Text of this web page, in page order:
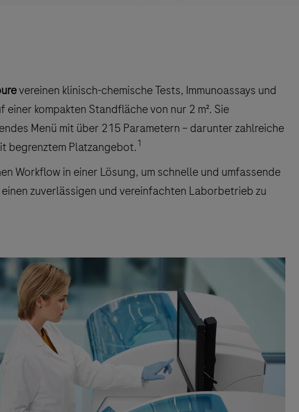
vereinen klinisch-chemische Tests, Immunoassays und
kompakten Standfläche von nur 2 m². Sie
Menü mit über 215 Parametern – darunter zahlreiche
begrenztem Platzangebot.1
Workflow in einer Lösung, um schnelle und umfassende
zuverlässigen und vereinfachten Laborbetrieb zu